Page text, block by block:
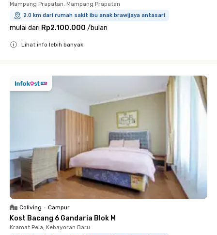
Mampang Prapatan, Mampang Prapatan
2.0 km dari rumah sakit ibu anak brawijaya antasari
mulai dari Rp2.100.000 /bulan
Lihat info lebih banyak
Coliving • Campur
Kost Bacang 6 Gandaria Blok M
Kramat Pela, Kebayoran Baru